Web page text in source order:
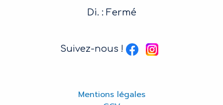
Di. : Fermé
Suivez-nous !
Mentions légales